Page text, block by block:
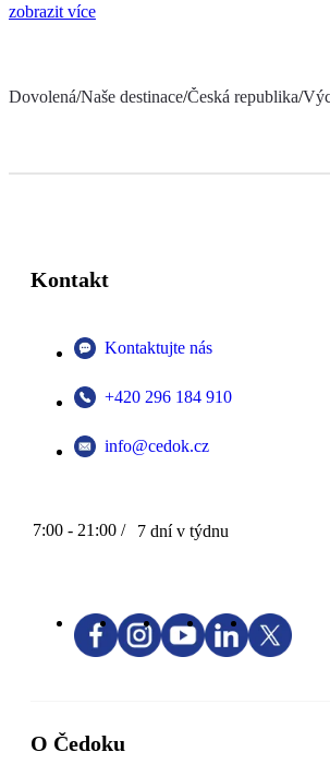
zobrazit více
Dovolená/Naše destinace/Česká republika/
Kontakt
Kontaktujte nás
+420 296 184 910
info@cedok.cz
7:00 - 21:00 / 7 dní v týdnu
O Čedoku